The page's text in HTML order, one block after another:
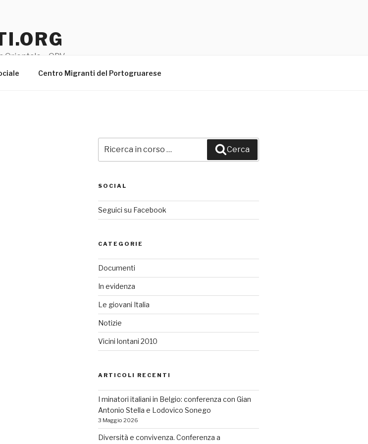
Orientale – ODV
Centro Migranti del Portogruarese
Cerca
SOCIAL
Seguici su Facebook
CATEGORIE
Documenti
In evidenza
Le giovani Italia
Notizie
Vicini lontani 2010
ARTICOLI RECENTI
I minatori italiani in Belgio: conferenza con Gian
Antonio Stella e Lodovico Sonego
3 Maggio 2026
Diversità e convivenza. Conferenza a